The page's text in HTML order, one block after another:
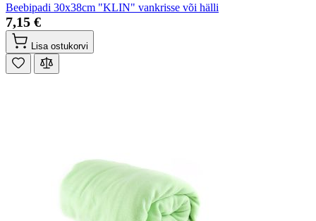
Beebipadi 30x38cm "KLIN" vankrisse või hälli
7,15 €
Lisa ostukorvi